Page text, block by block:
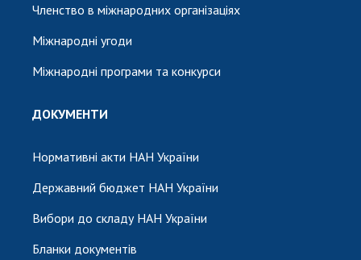
Членство в міжнародних організаціях
Міжнародні угоди
Міжнародні програми та конкурси
ДОКУМЕНТИ
Нормативні акти НАН України
Державний бюджет НАН України
Вибори до складу НАН України
Бланки документів